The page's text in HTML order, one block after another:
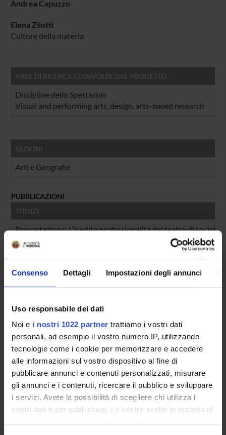
Consenso Dettagli Impostazioni degli annunci
Uso responsabile dei dati
Noi e i nostri 1022 partner trattiamo i vostri dati
personali, ad esempio il vostro numero IP, utilizzando
tecnologie come i cookie per memorizzare e accedere
alle informazioni sul vostro dispositivo al fine di
pubblicare annunci e contenuti personalizzati, misurare
gli annunci e i contenuti, ricercare il pubblico e sviluppare
i servizi. Avete la possibilità di scegliere chi utilizza i
vostri dati e per quali scopi. Le vostre scelte in materia di
Andrea Capuzzo
Elena Zilotti
Cultore della materia
AREE DI RICERCA COINVOLTE DAL PROGETTO
Discipline dello Spettacolo
Visual and performing arts, design, arts-based research
SEZIONI
Arti e Geografie
PUBBLICAZIONI
TITOLO
Presentazione: L’inedita professionalità del teatro di società
Un poeta di compagnia "sui generis". L'attività teatrale di
Recitazione naturale e interpreti femminili nel Teatro di
Journalism and Theatre in the Age of Enlightenment:
Osservazioni critiche di Francesco Albergati Capacelli sul
Premessa
Teatro a Bologna tra villeggiatura e accademie: questioni di
Teatro e carteggi nel Sei-Settecento: da Aurelio Amalteo a
Carlo Coralli: dalle scene filodrammatiche alla Comédie
La professionalità rappresentativa nel “théâtre de société”
Teoria e prassi tragica di Saverio Bettinelli: corollari veronesi